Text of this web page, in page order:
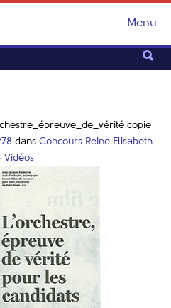
Menu
copie
dans Concours Reine Elisabeth
Vidéos